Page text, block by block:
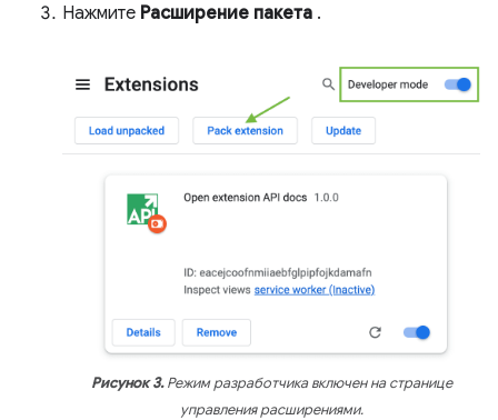
Нажмите Расширение пакета .
Рисунок 3.Режим разработчика включен на странице
управления расширениями.